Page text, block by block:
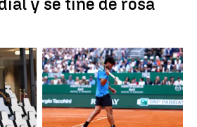
y se tiñe de rosa